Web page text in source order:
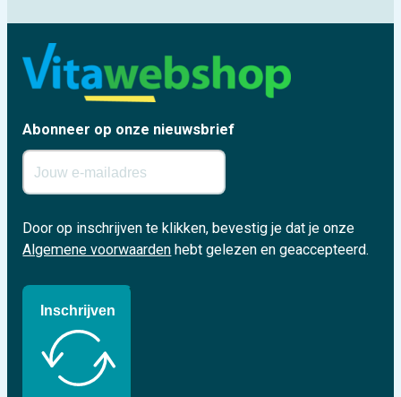
Abonneer op onze nieuwsbrief
Door op inschrijven te klikken, bevestig je dat je onze
Algemene voorwaarden hebt gelezen en geaccepteerd.
Inschrijven